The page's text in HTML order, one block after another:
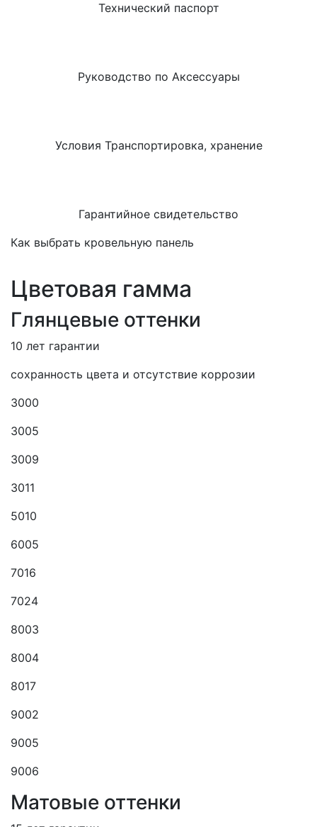
Технический паспорт
Руководство по Аксессуары
Условия Транспортировка, хранение
Гарантийное свидетельство
Как выбрать кровельную панель
Цветовая гамма
Глянцевые оттенки
10 лет гарантии
сохранность цвета и отсутствие коррозии
3000
3005
3009
3011
5010
6005
7016
7024
8003
8004
8017
9002
9005
9006
Матовые оттенки